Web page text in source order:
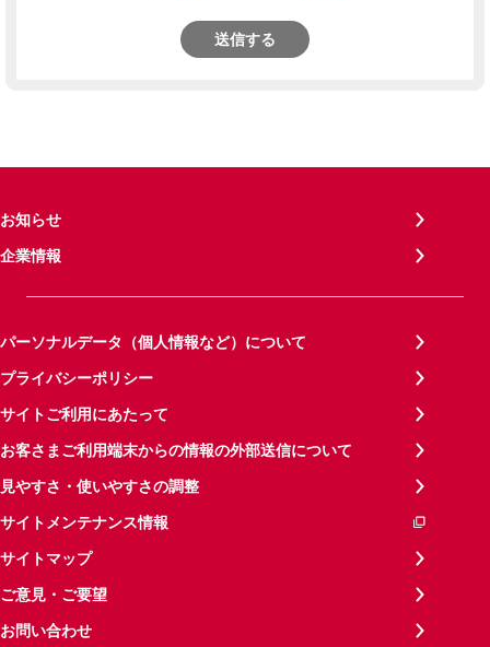
送信する
お知らせ
企業情報
パーソナルデータ（個人情報など）について
プライバシーポリシー
サイトご利用にあたって
お客さまご利用端末からの情報の外部送信について
見やすさ・使いやすさの調整
サイトメンテナンス情報
サイトマップ
ご意見・ご要望
お問い合わせ